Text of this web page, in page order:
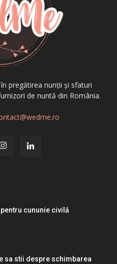
pregătirea nunții și sfaturi
de nuntă din România.
cununie civilă
sa stii despre schimbarea